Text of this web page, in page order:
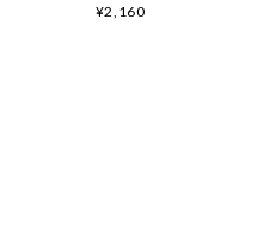
¥2,160